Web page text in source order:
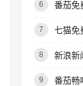
6 番茄免
7 七猫免
8 新浪新
9 番茄畅